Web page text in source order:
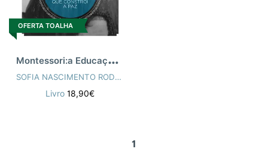
OFERTA TOALHA
M
ontessori:a Educação que Constrói a Paz
SOFIA NASCIMENTO RODRIGUES
Livro 18,90€
1